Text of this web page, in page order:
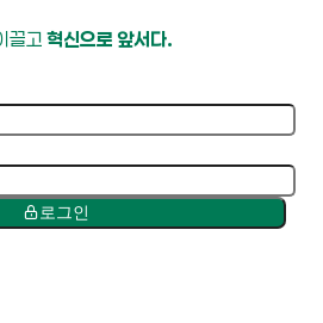
끌고 혁신으로 앞서다.
로그인